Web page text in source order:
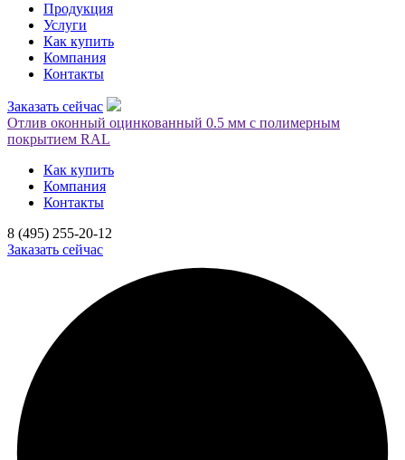
Продукция
Услуги
Как купить
Компания
Контакты
Заказать сейчас
Отлив оконный оцинкованный 0.5 мм с полимерным
покрытием RAL
Как купить
Компания
Контакты
8 (495) 255-20-12
Заказать сейчас